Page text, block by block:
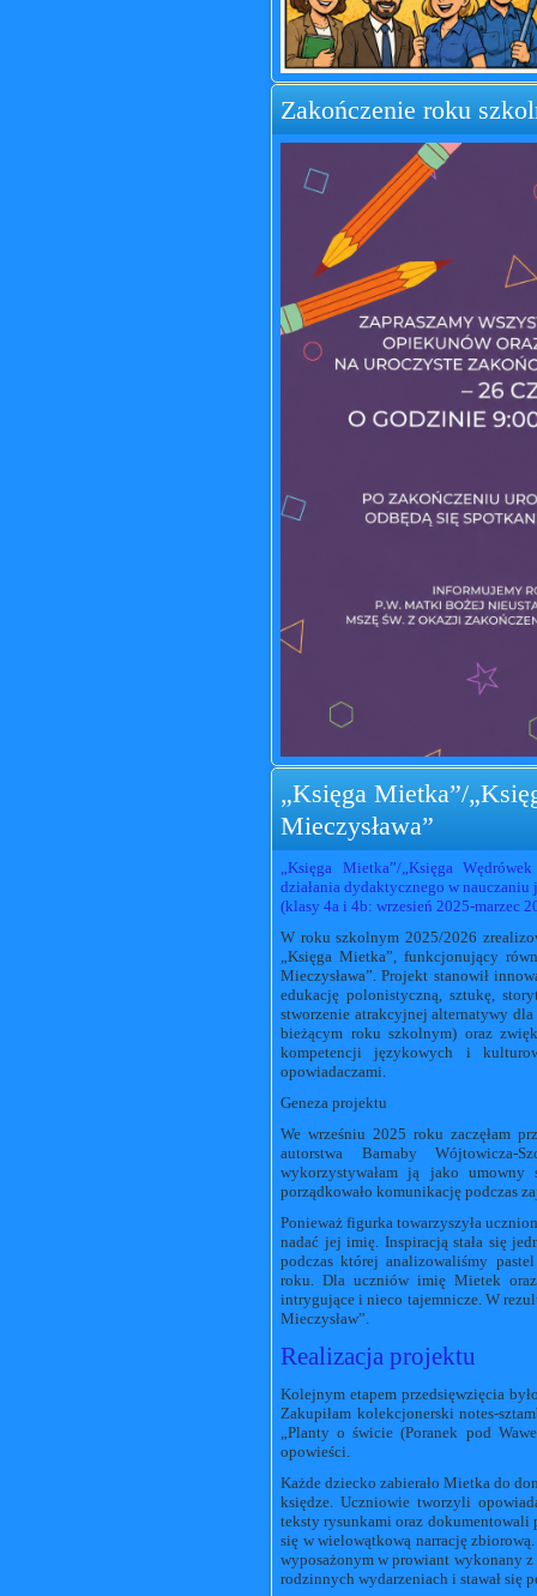
Zakończenie roku
„Księga Mietka”/
Mieczysława”
„Księga Mietka”/„Księga
działania dydaktycznego w
(klasy 4a i 4b: wrzesień 2025-marzec
W roku szkolnym 2025/2026
„Księga Mietka”, funkcjonujący
Mieczysława”. Projekt stanowił
edukację polonistyczną, sztukę,
stworzenie atrakcyjnej alternatywy
bieżącym roku szkolnym) oraz
kompetencji językowych i
opowiadaczami.
Geneza projektu
We wrześniu 2025 roku zaczęłam
autorstwa Barnaby
wykorzystywałam ją jako
porządkowało komunikację podczas
Ponieważ figurka towarzyszyła
nadać jej imię. Inspiracją stała się
podczas której analizowaliśmy
roku. Dla uczniów imię Mietek
intrygujące i nieco tajemnicze. W
Mieczysław”.
Realizacja projektu
Kolejnym etapem przedsięwzięcia
Zakupiłam kolekcjonerski notes-
„Planty o świcie (Poranek pod
opowieści.
Każde dziecko zabierało Mietka do
księdze. Uczniowie tworzyli
teksty rysunkami oraz dokumentowali
się w wielowątkową narrację
wyposażonym w prowiant wykonany z
rodzinnych wydarzeniach i stawał się